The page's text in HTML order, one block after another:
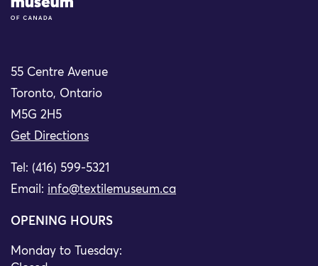
55 Centre Avenue
Toronto, Ontario
M5G 2H5
Get Directions
Tel: (416) 599-5321
Email: info@textilemuseum.ca
OPENING HOURS
Monday to Tuesday: